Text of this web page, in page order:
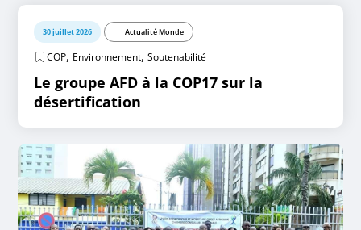
30 juillet 2026 Actualité Monde
COP, Environnement,Soutenabilité
Le groupe AFD à la COP17 sur la
désertification